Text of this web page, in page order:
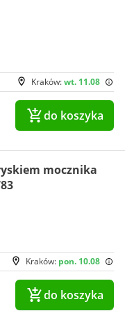
Kraków:wt. 11.08
do koszyka
mocznika
Kraków: pon. 10.08
do koszyka